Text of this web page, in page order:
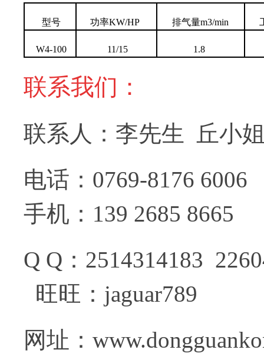
型号 功率KW/HP 排气量m3/min
W4-100 11/15 1.8
联系我们：
联系人：李先生 丘小
电话：
手机：139 2685 8665
Q Q：
旺旺：jaguar789
网址：